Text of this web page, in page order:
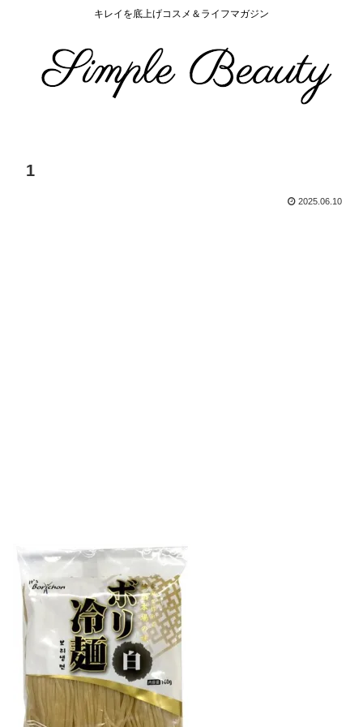
キレイを底上げコスメ＆ライフマガジン
1
2025.06.10